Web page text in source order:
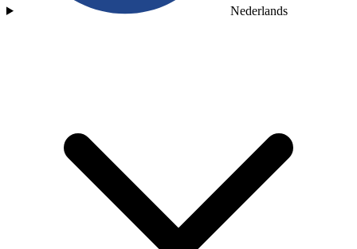
Nederlands